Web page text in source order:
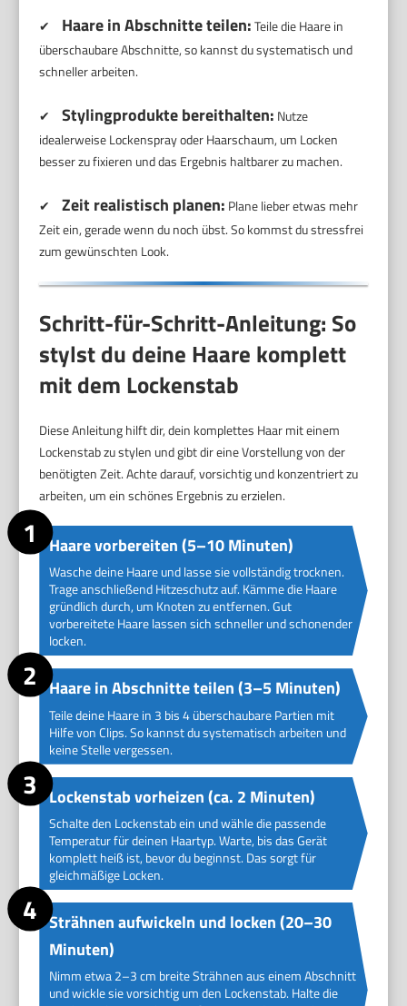
✔ Haare in Abschnitte teilen:Teile die Haare in
überschaubare Abschnitte, so kannst du systematisch und
schneller arbeiten.
✔ Stylingprodukte bereithalten: Nutze
idealerweise Lockenspray oder Haarschaum, um Locken
besser zu fixieren und das Ergebnis haltbarer zu machen.
✔ Zeit realistisch planen: Plane lieber etwas mehr
Zeit ein, gerade wenn du noch übst. So kommst du stressfrei
zum gewünschten Look.
Schritt-für-Schritt-Anleitung: So
stylst du deine Haare komplett
mit dem Lockenstab
Diese Anleitung hilft dir, dein komplettes Haar mit einem
Lockenstab zu stylen und gibt dir eine Vorstellung von der
benötigten Zeit. Achte darauf, vorsichtig und konzentriert zu
arbeiten, um ein schönes Ergebnis zu erzielen.
Haare vorbereiten (5–10 Minuten)
Wasche deine Haare und lasse sie vollständig trocknen.
Trage anschließend Hitzeschutz auf. Kämme die Haare
gründlich durch, um Knoten zu entfernen. Gut
vorbereitete Haare lassen sich schneller und schonender
locken.
Haare in Abschnitte teilen (3–5 Minuten)
Teile deine Haare in 3 bis 4 überschaubare Partien mit
Hilfe von Clips. So kannst du systematisch arbeiten und
keine Stelle vergessen.
Lockenstab vorheizen (ca. 2 Minuten)
Schalte den Lockenstab ein und wähle die passende
Temperatur für deinen Haartyp. Warte, bis das Gerät
komplett heiß ist, bevor du beginnst. Das sorgt für
gleichmäßige Locken.
Strähnen aufwickeln und locken (20–30
Minuten)
Nimm etwa 2–3 cm breite Strähnen aus einem Abschnitt
und wickle sie vorsichtig um den Lockenstab. Halte die